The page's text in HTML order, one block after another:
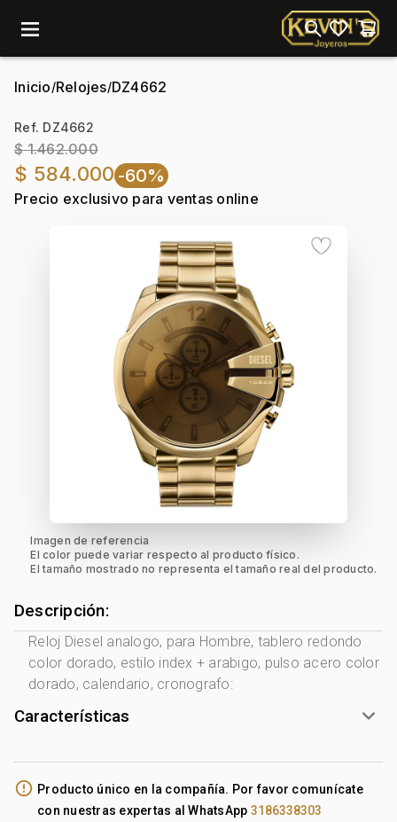
menu
Inicio/Relojes/DZ4662
Ref. DZ4662
$ 1.462.000
$ 584.000-60%
Precio exclusivo para ventas online
Imagen de referencia
El color puede variar respecto al producto físico.
El tamaño mostrado no representa el tamaño real del producto.
Descripción:
Reloj Diesel analogo, para Hombre, tablero redondo
color dorado, estilo index + arabigo, pulso acero color
dorado, calendario, cronografo:
Características
Marca: Diesel
Género:
Forma de caja: Redondo
Movimiento: Quartz
error_outline Producto único en la compañía. Por favor comunícate
con nuestras expertas al WhatsApp 3186338303